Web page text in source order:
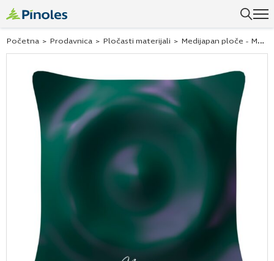
Početna > Prodavnica > Pločasti materijali > Medijapan ploče - MDF ploče